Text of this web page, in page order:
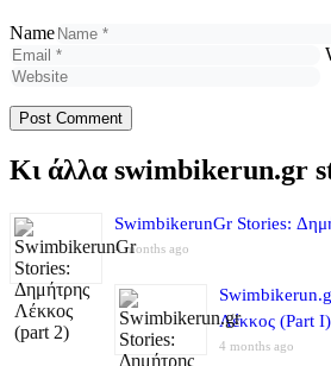
Name
Κι άλλα swimbikerun.gr
SwimbikerunGr Stories:
4 months ago
Λέκκος (Part I)
4 months ago